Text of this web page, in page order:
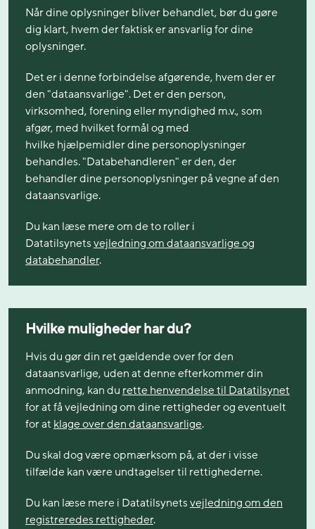
Når dine oplysninger bliver behandlet, bør du gøre
dig klart, hvem der faktisk er ansvarlig for dine
oplysninger.
Det er i denne forbindelse afgørende, hvem der er
den "dataansvarlige". Det er den person,
virksomhed, forening eller myndighed m.v., som
afgør, med hvilket formål og med
hvilke hjælpemidler dine personoplysninger
behandles. "Databehandleren" er den, der
behandler dine personoplysninger på vegne af den
dataansvarlige.
Du kan læse mere om de to roller i
Datatilsynetsvejledning om dataansvarlige og
databehandler.
Hvilke muligheder har du?
Hvis du gør din ret gældende over for den
dataansvarlige, uden at denne efterkommer din
anmodning, kan durette henvendelse til Datatilsynet
for at få vejledning om dine rettigheder og eventuelt
for atklage over den dataansvarlige.
Du skal dog være opmærksom på, at der i visse
tilfælde kan være undtagelser til rettighederne.
Du kan læse mere i Datatilsynetsvejledning om den
registreredes rettigheder.